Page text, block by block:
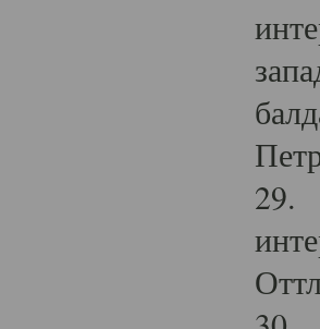
29.